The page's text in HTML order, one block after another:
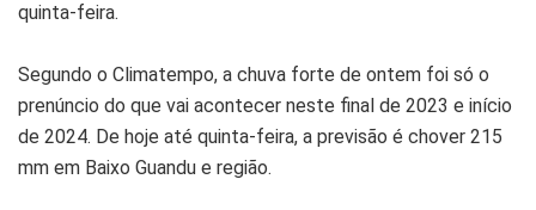
quinta-feira.
Segundo o Climatempo, a chuva forte de ontem foi só o
prenúncio do que vai acontecer neste final de 2023 e início
de 2024. De hoje até quinta-feira, a previsão é chover 215
mm em Baixo Guandu e região.